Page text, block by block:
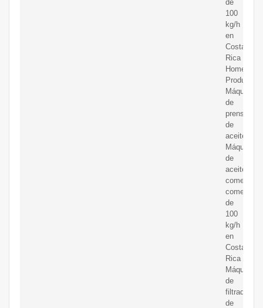
de
100
kg/h
en
Costa
Rica
Home
Productos
Máquina
de
prensa
de
aceite
Máquina
de
aceite
comestible
de
100
kg/h
en
Costa
Rica
Máquina
de
filtrado
de